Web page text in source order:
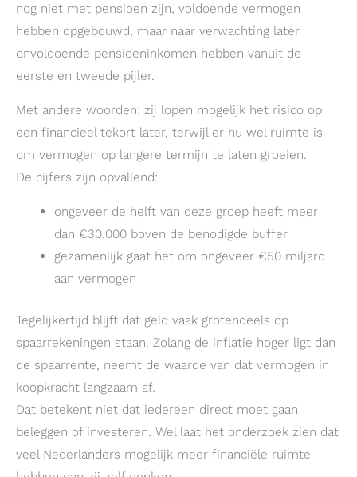
nog niet met pensioen zijn, voldoende vermogen
hebben opgebouwd, maar naar verwachting later
onvoldoende pensioeninkomen hebben vanuit de
eerste en tweede pijler.
Met andere woorden: zij lopen mogelijk het risico op
een financieel tekort later, terwijl er nu wel ruimte is
om vermogen op langere termijn te laten groeien.
De cijfers zijn opvallend:
ongeveer de helft van deze groep heeft meer
dan €30.000 boven de benodigde buffer
gezamenlijk gaat het om ongeveer €50 miljard
aan vermogen
Tegelijkertijd blijft dat geld vaak grotendeels op
spaarrekeningen staan. Zolang de inflatie hoger ligt dan
de spaarrente, neemt de waarde van dat vermogen in
koopkracht langzaam af.
Dat betekent niet dat iedereen direct moet gaan
beleggen of investeren. Wel laat het onderzoek zien dat
veel Nederlanders mogelijk meer financiële ruimte